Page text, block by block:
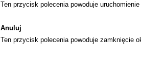
Ten przycisk polecenia powoduje
Anuluj
Ten przycisk polecenia powoduje zamknięcie